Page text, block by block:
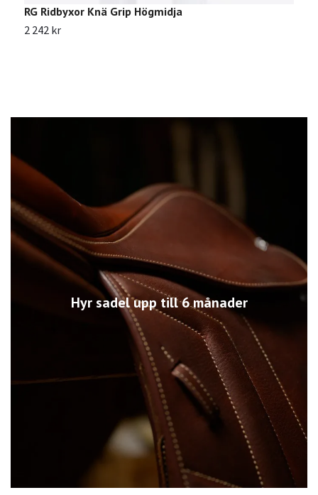
Hyr sadel upp till 6 månader
RG Ridbyxor Knä Grip Högmidja
2 242 kr